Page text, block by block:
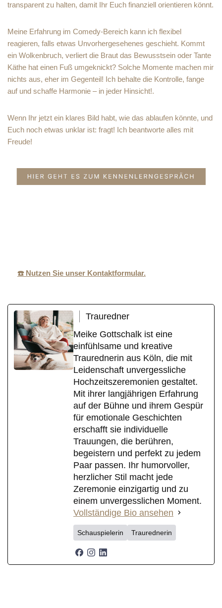
transparent zu halten, damit Ihr Euch finanziell orientieren könnt.
Meine Erfahrung im Comedy-Bereich kann ich flexibel
reagieren, falls etwas Unvorhergesehenes geschieht. Kommt
ein Wolkenbruch, verliert die Braut das Bewusstsein oder Tante
Käthe hat einen Fuß umgeknickt? Solche Momente machen mir
nichts aus, eher im Gegenteil! Ich behalte die Kontrolle, fange
auf und schaffe Harmonie – in jeder Hinsicht!.
Wenn Ihr jetzt ein klares Bild habt, wie das ablaufen könnte, und
Euch noch etwas unklar ist: fragt! Ich beantworte alles mit
Freude!
☎️ Nutzen Sie unser Kontaktformular.
Trauredner
Meike Gottschalk ist eine
einfühlsame und kreative
Traurednerin aus Köln, die mit
Leidenschaft unvergessliche
Hochzeitszeremonien gestaltet.
Mit ihrer langjährigen Erfahrung
auf der Bühne und ihrem Gespür
für emotionale Geschichten
erschafft sie individuelle
Trauungen, die berühren,
begeistern und perfekt zu jedem
Paar passen. Ihr humorvoller,
herzlicher Stil macht jede
Zeremonie einzigartig und zu
einem unvergesslichen Moment.
Vollständige Bio ansehen
Schauspielerin Traurednerin